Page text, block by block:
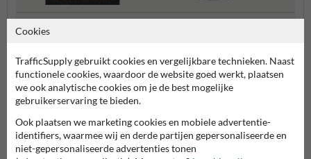
wegmarkering
Wegmarkering DIY
Cookies
TrafficSupply gebruikt cookies en vergelijkbare technieken. Naast
functionele cookies, waardoor de website goed werkt, plaatsen
we ook analytische cookies om je de best mogelijke
gebruikerservaring te bieden.
Ook plaatsen we marketing cookies en mobiele advertentie-
identifiers, waarmee wij en derde partijen gepersonaliseerde en
niet-gepersonaliseerde advertenties tonen